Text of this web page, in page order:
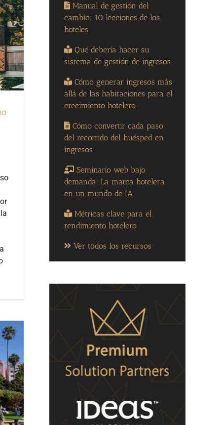
Manual de gestión del
cambio: 10 lecciones de los
hoteles
Qué debería hacer su
sistema de gestión de ingresos
Cómo generar ingresos más
allá de las habitaciones para el
crecimiento hotelero
Cómo convertir cada paso
del recorrido del huésped en
ingresos.
Seminario web bajo
demanda: La marca hotelera
en un mundo de IA
Métricas clave para el
rendimiento hotelero
Ver todos los recursos